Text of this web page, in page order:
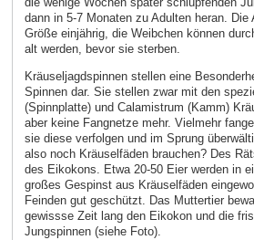
dann in 5-7 Monaten zu Adulten heran.
Größe einjährig, die Weibchen können
alt werden, bevor sie sterben.
Kräuseljagdspinnen stellen eine
Spinnen dar. Sie stellen zwar mit den
(Spinnplatte) und Calamistrum (Kamm)
aber keine Fangnetze mehr. Vielmehr
sie diese verfolgen und im Sprung
also noch Kräuselfäden brauchen? Des
des Eikokons. Etwa 20-50 Eier werden in
großes Gespinst aus Kräuselfäden
Feinden gut geschützt. Das Muttertier
gewissse Zeit lang den Eikokon und die
Jungspinnen (siehe Foto).